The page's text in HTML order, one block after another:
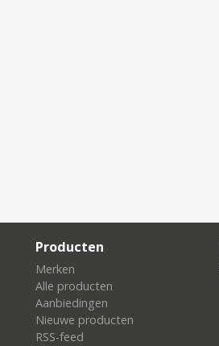
Producten
Merken
Alle producten
Aanbiedingen
Nieuwe producten
RSS-feed